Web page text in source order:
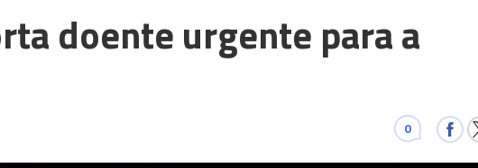
doente urgente para a
0